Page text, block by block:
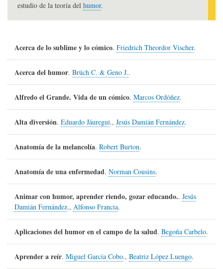
estudio de la teoría del humor.
Acerca de lo sublime y lo cómico. Friedrich Theordor Vischer.
Acerca del humor. Brüch C. & Geno J..
Alfredo el Grande. Vida de un cómico. Marcos Ordóñez.
Alta diversión. Eduardo Jáuregui., Jesús Damián Fernández.
Anatomía de la melancolía. Robert Burton.
Anatomía de una enfermedad. Norman Cousins.
Animar con humor, aprender riendo, gozar educando.. Jesús
Damián Fernández., Alfonso Francia.
Aplicaciones del humor en el campo de la salud. Begoña Carbelo.
Aprender a reír. Miguel García Cobo., Beatriz López Luengo.